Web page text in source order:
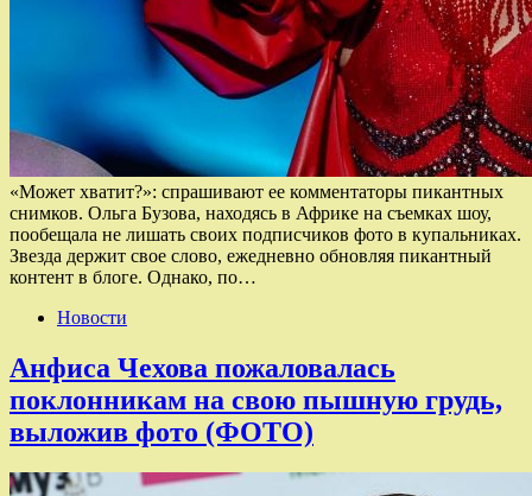
«Может хватит?»: спрашивают ее комментаторы пикантных
снимков. Ольга Бузова, находясь в Африке на съемках шоу,
пообещала не лишать своих подписчиков фото в купальниках.
Звезда держит свое слово, ежедневно обновляя пикантный
контент в блоге. Однако, по…
Новости
Анфиса Чехова пожаловалась
поклонникам на свою пышную грудь,
выложив фото (ФОТО)